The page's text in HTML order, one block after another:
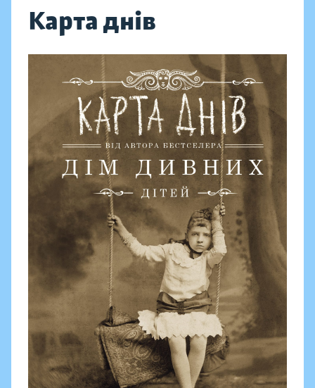
Карта днів